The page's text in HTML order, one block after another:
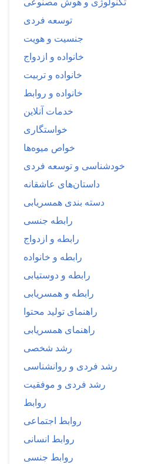
توسعه فردی
جنسیت و هویت
خانواده و ازدواج
خانواده و تربیت
خانواده و روابط
خدمات آنلاین
خواستگاری
خواص میوه‌ها
خودشناسی و توسعه فردی
داستان‌های عاشقانه
دسته بندی همسریابی
رابطه جنسی
رابطه و ازدواج
رابطه و خانواده
رابطه و دوستیابی
رابطه و همسریابی
راهنمای تولید محتوا
راهنمای همسریابی
رشد شخصی
رشد فردی و روانشناسی
رشد فردی و موفقیت
روابط
روابط اجتماعی
روابط انسانی
روابط جنسی